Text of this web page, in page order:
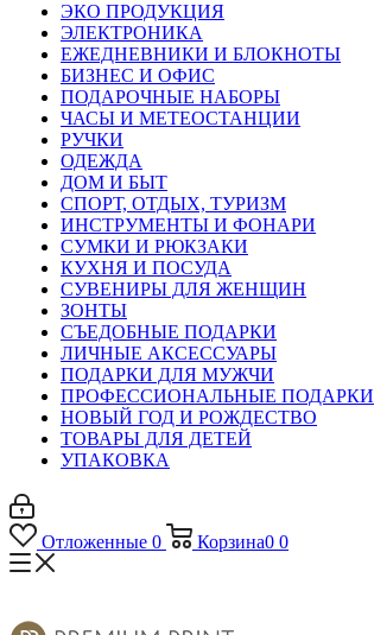
ЭКО ПРОДУКЦИЯ
ЭЛЕКТРОНИКА
ЕЖЕДНЕВНИКИ И БЛОКНОТЫ
БИЗНЕС И ОФИС
ПОДАРОЧНЫЕ НАБОРЫ
ЧАСЫ И МЕТЕОСТАНЦИИ
РУЧКИ
ОДЕЖДА
ДОМ И БЫТ
СПОРТ, ОТДЫХ, ТУРИЗМ
ИНСТРУМЕНТЫ И ФОНАРИ
СУМКИ И РЮКЗАКИ
КУХНЯ И ПОСУДА
СУВЕНИРЫ ДЛЯ ЖЕНЩИН
ЗОНТЫ
СЪЕДОБНЫЕ ПОДАРКИ
ЛИЧНЫЕ АКСЕССУАРЫ
ПОДАРКИ ДЛЯ МУЖЧИ
ПРОФЕССИОНАЛЬНЫЕ ПОДАРКИ
НОВЫЙ ГОД И РОЖДЕСТВО
ТОВАРЫ ДЛЯ ДЕТЕЙ
УПАКОВКА
Отложенные 0 Корзина0 0